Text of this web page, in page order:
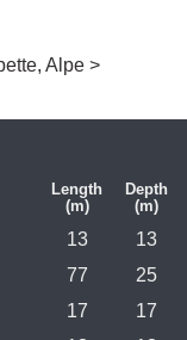
Alpe >
Length
(m)
Depth
(m)
13
13
77
25
17
17